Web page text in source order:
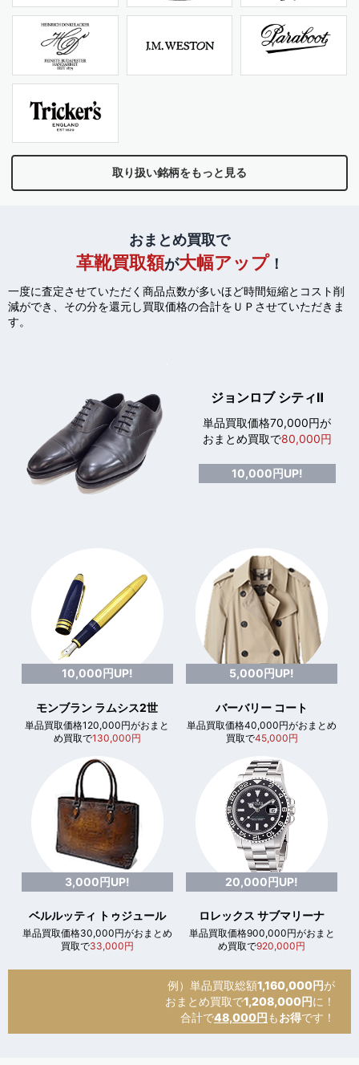
取り扱い銘柄をもっと見る
おまとめ買取で
革靴買取額が大幅アップ！
一度に査定させていただく商品点数が多いほど時間短縮とコスト削
減ができ、 その分を還元し買取価格の合計をＵＰさせていただきま
す。
ジョンロブ シティⅡ
単品買取価格70,000円が
おまとめ買取で80,000円
10,000円UP!
10,000円UP!
モンブラン ラムシス2世
単品買取価格120,000円がおまと
め買取で130,000円
5,000円UP!
バーバリー コート
単品買取価格40,000円がおまとめ
買取で45,000円
3,000円UP!
ベルルッティ トゥジュール
単品買取価格30,000円がおまとめ
買取で33,000円
20,000円UP!
ロレックス サブマリーナ
単品買取価格900,000円がおまと
め買取で920,000円
例）単品買取総額1,160,000円が
おまとめ買取で1,208,000円に！
合計で48,000円 もお得です！